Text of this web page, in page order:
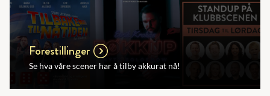
Forestillinger
Se hva våre scener har å tilby akkurat nå!